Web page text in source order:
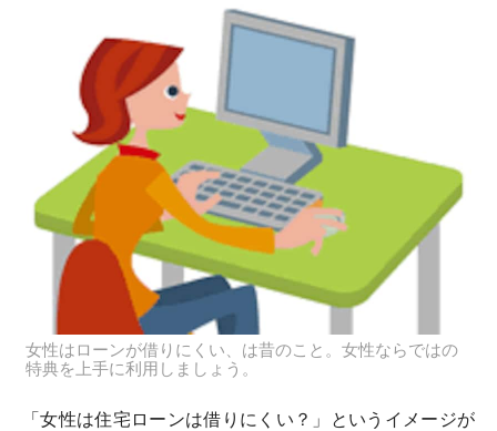
女性はローンが借りにくい、は昔のこと。女性ならではの
特典を上手に利用しましょう。
「女性は住宅ローンは借りにくい？」というイメージが